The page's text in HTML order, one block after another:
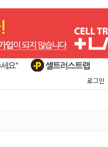
로그인